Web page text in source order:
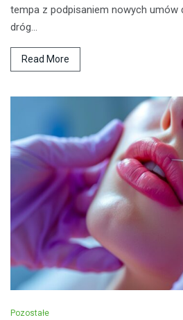
tempa z podpisaniem nowych umów
dróg…
Read More
Pozostałe